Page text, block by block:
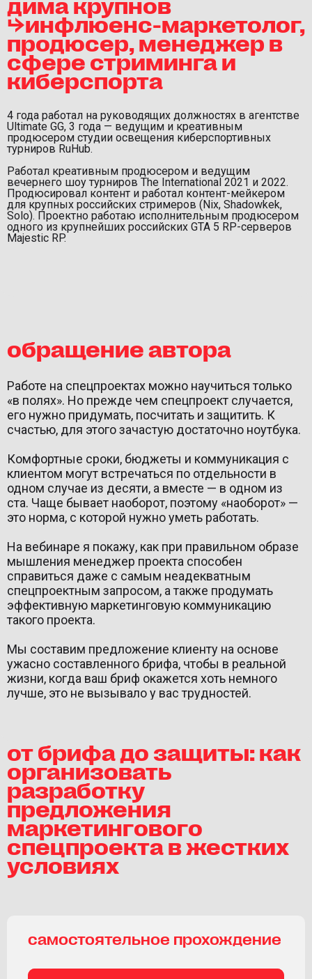
⮡инфлюенс-маркетолог,
продюсер, менеджер в
сфере стриминга и
киберспорта
4 года работал на руководящих должностях в агентстве
Ultimate GG, 3 года — ведущим и креативным
продюсером студии освещения киберспортивных
турниров RuHub.
Работал креативным продюсером и ведущим
вечернего шоу турниров The International 2021 и 2022.
Продюсировал контент и работал контент-мейкером
для крупных российских стримеров (Nix, Shadowkek,
Solo). Проектно работаю исполнительным продюсером
одного из крупнейших российских GTA 5 RP-серверов
Majestic RP.
обращение автора
Работе на спецпроектах можно научиться только
«в полях». Но прежде чем спецпроект случается,
его нужно придумать, посчитать и защитить. К
счастью, для этого зачастую достаточно ноутбука.
Комфортные сроки, бюджеты и коммуникация с
клиентом могут встречаться по отдельности в
одном случае из десяти, а вместе — в одном из
ста. Чаще бывает наоборот, поэтому «наоборот» —
это норма, с которой нужно уметь работать.
На вебинаре я покажу, как при правильном образе
мышления менеджер проекта способен
справиться даже с самым неадекватным
спецпроектным запросом, а также продумать
эффективную маркетинговую коммуникацию
такого проекта.
Мы составим предложение клиенту на основе
ужасно составленного брифа, чтобы в реальной
жизни, когда ваш бриф окажется хоть немного
лучше, это не вызывало у вас трудностей.
от брифа до защиты: как
организовать
разработку
предложения
маркетингового
спецпроекта в жестких
условиях
самостоятельное прохождение